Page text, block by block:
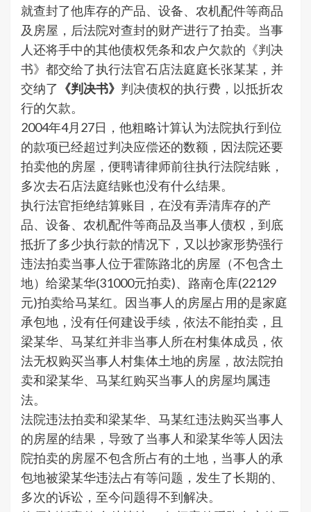
就查封了他库存的产品、设备、农机配件等商品
及房屋，后法院对查封的财产进行了拍卖。当事
人还将手中的其他债权凭条和农户欠款的《判决
书》都交给了执行法官石店法庭庭长张某某，并
交纳了 《判决书》 判决债权的执行费，以抵折农
行的欠款。
2004年4月27日，他粗略计算认为法院执行到位
的款项已经超过判决应偿还的数额，因法院还要
拍卖他的房屋，便聘请律师前往执行法院结账，
多次去石店法庭结账也没有什么结果。
执行法官拒绝结算账目，在没有弄清库存的产
品、设备、农机配件等商品及当事人债权，到底
抵折了多少执行款的情况下，又以抄家形势强行
违法拍卖当事人位于霍陈路北的房屋（不包含土
地）给梁某华(31000元拍卖)、路南仓库(22129
元)拍卖给马某红。因当事人的房屋占用的是家庭
承包地，没有任何建设手续，依法不能拍卖，且
梁某华、马某红并非当事人所在村集体成员，依
法无权购买当事人村集体土地的房屋，故法院拍
卖和梁某华、马某红购买当事人的房屋均属违
法。
法院违法拍卖和梁某华、马某红违法购买当事人
的房屋的结果，导致了当事人和梁某华等人因法
院拍卖的房屋不包含所占有的土地，当事人的承
包地被梁某华违法占有等问题，发生了长期的、
多次的诉讼，至今问题得不到解决。